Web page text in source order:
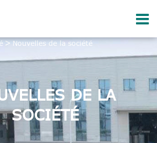
Nouvelles de la société
DE LA
SOCIÉTÉ